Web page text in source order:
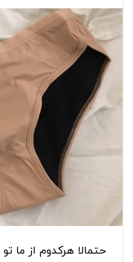
حتمالا هرکدوم از ما تو